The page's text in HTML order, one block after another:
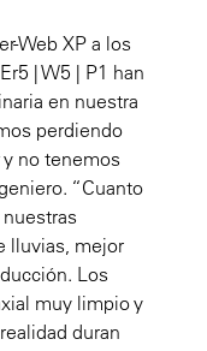
Web XP a los
| W5 | P1 han
en nuestra
perdiendo
no tenemos
“Cuanto
lluvias, mejor
Los
muy limpio y
duran